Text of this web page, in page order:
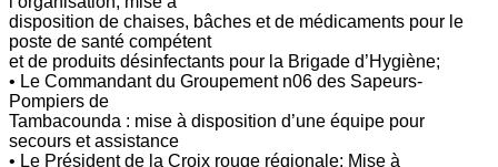
disposition de chaises, bâches et de médicaments pour le
poste de santé compétent
et de produits désinfectants pour la Brigade d’Hygiène;
• Le Commandant du Groupement n06 des Sapeurs-
Pompiers de
Tambacounda : mise à disposition d’une équipe pour
secours et assistance
• Le Président de la Croix rouge régionale: Mise à